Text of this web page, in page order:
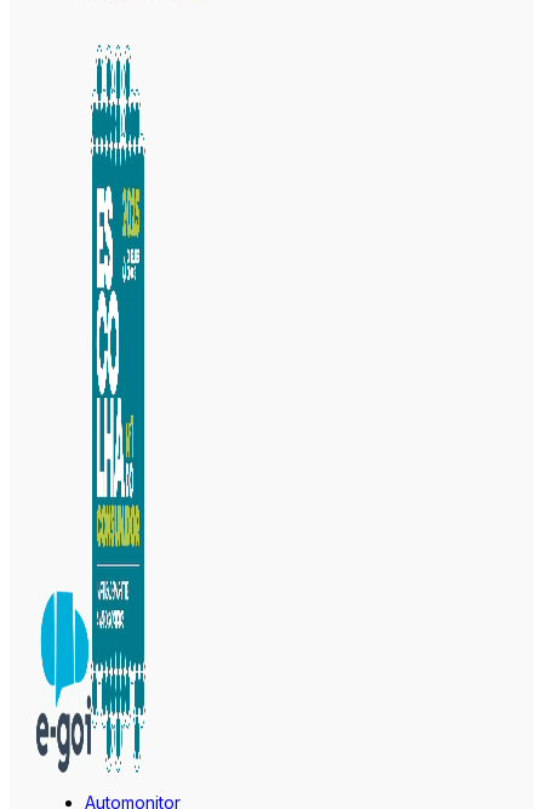
Automonitor